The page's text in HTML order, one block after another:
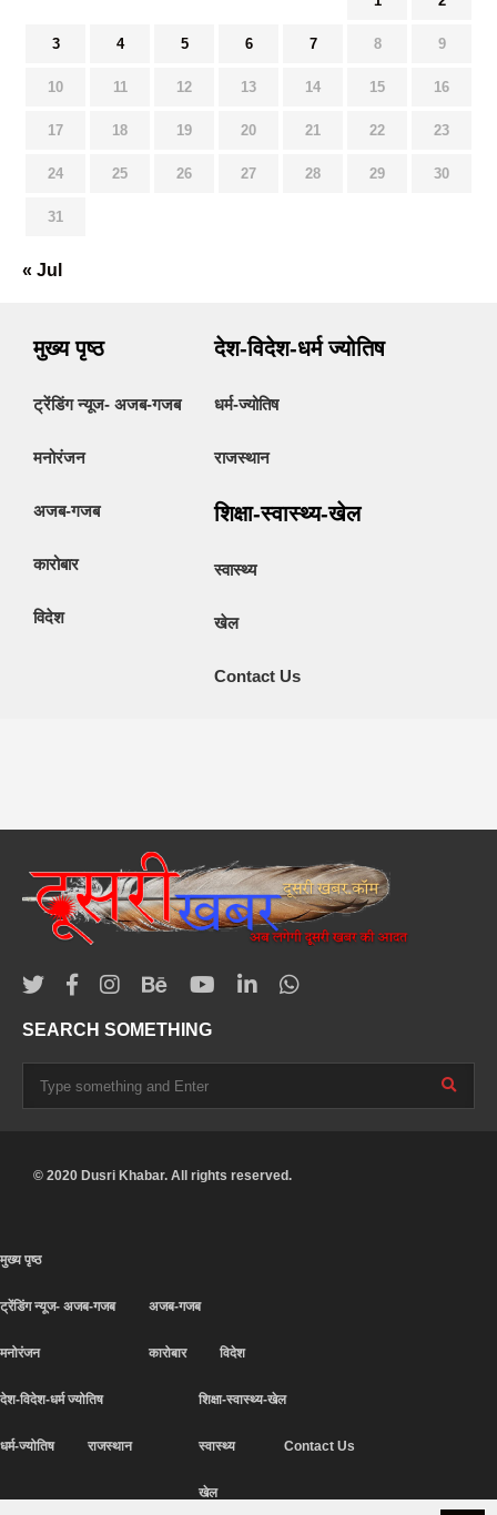
3 4 5 6 7 8 9
10 11 12 13 14 15 16
17 18 19 20 21 22 23
24 25 26 27 28 29 30
31
« Jul
मुख्य पृष्ठ
ट्रेंडिंग न्यूज- अजब-गजब
मनोरंजन
अजब-गजब
कारोबार
विदेश
देश-विदेश-धर्म ज्योतिष
धर्म-ज्योतिष
राजस्थान
शिक्षा-स्वास्थ्य-खेल
स्वास्थ्य
खेल
Contact Us
SEARCH SOMETHING
© 2020 Dusri Khabar. All rights reserved.
मुख्य पृष्ठ
ट्रेंडिंग न्यूज- अजब-गजब
मनोरंजन
अजब-गजब
कारोबार विदेश
देश-विदेश-धर्म ज्योतिष
धर्म-ज्योतिष राजस्थान
शिक्षा-स्वास्थ्य-खेल
स्वास्थ्य
खेल
Contact Us